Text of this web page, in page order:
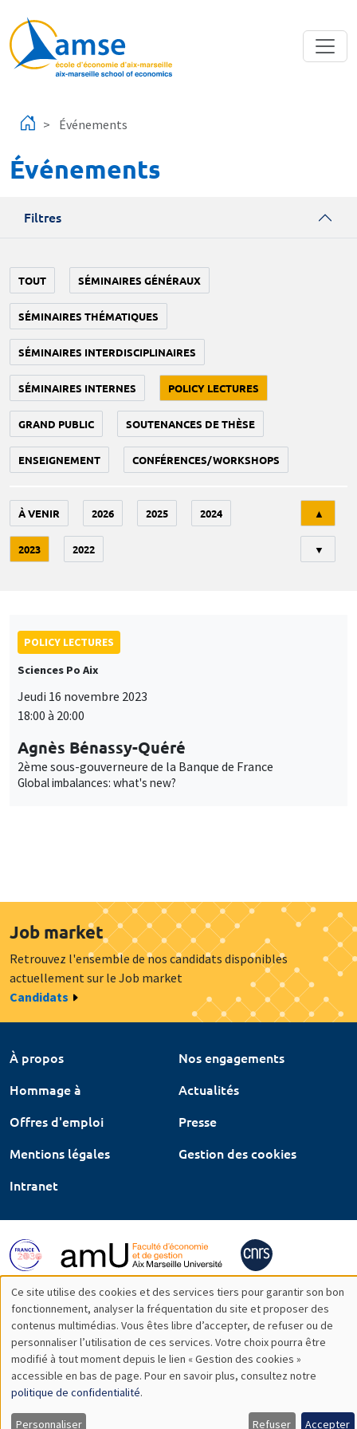
Événements
Événements
Filtres
TOUT SÉMINAIRES GÉNÉRAUX
SÉMINAIRES THÉMATIQUES
SÉMINAIRES INTERDISCIPLINAIRES
SÉMINAIRES INTERNES POLICY LECTURES
GRAND PUBLIC SOUTENANCES DE THÈSE
ENSEIGNEMENT CONFÉRENCES/WORKSHOPS
À VENIR 2026 2025 2024
2023 2022
▲
▼
POLICY LECTURES
Sciences Po Aix
Jeudi 16 novembre 2023
18:00 à 20:00
Agnès Bénassy-Quéré
2ème sous-gouverneure de la Banque de France
Global imbalances: what's new?
Job market
Retrouvez l'ensemble de nos candidats disponibles
actuellement sur le Job market
Candidats
À propos
Nos engagements
Hommage à
Actualités
Offres d'emploi
Presse
Mentions légales
Gestion des cookies
Intranet
Utilisation
des
données
personnelles
et
Ce site utilise des cookies et des services tiers pour garantir son bon
fonctionnement, analyser la fréquentation du site et proposer des
contenus multimédias. Vous êtes libre d’accepter, de refuser ou de
personnaliser l’utilisation de ces services. Votre choix pourra être
modifié à tout moment depuis le lien « Gestion des cookies »
accessible en bas de page. Pour en savoir plus, consultez notre
politique de confidentialité.
Personnaliser Refuser Accepter